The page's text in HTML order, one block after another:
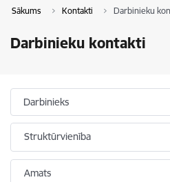
Sākums Kontakti Darbinieku
Darbinieku kontakti
Darbinieks
Struktūrvienība
Amats